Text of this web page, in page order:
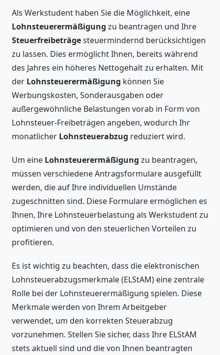
Als Werkstudent haben Sie die Möglichkeit, eine
Lohnsteuerermäßigung zu beantragen und Ihre
Steuerfreibeträgesteuermindernd berücksichtigen
zu lassen. Dies ermöglicht Ihnen, bereits während
des Jahres ein höheres Nettogehalt zu erhalten. Mit
der Lohnsteuerermäßigung können Sie
Werbungskosten, Sonderausgaben oder
außergewöhnliche Belastungen vorab in Form von
Lohnsteuer-Freibeträgen angeben, wodurch Ihr
monatlicher Lohnsteuerabzug reduziert wird.
Um eine Lohnsteuerermäßigung zu beantragen,
müssen verschiedene Antragsformulare ausgefüllt
werden, die auf Ihre individuellen Umstände
zugeschnitten sind. Diese Formulare ermöglichen es
Ihnen, Ihre Lohnsteuerbelastung als Werkstudent zu
optimieren und von den steuerlichen Vorteilen zu
profitieren.
Es ist wichtig zu beachten, dass die elektronischen
Lohnsteuerabzugsmerkmale (ELStAM) eine zentrale
Rolle bei der Lohnsteuerermäßigung spielen. Diese
Merkmale werden von Ihrem Arbeitgeber
verwendet, um den korrekten Steuerabzug
vorzunehmen. Stellen Sie sicher, dass Ihre ELStAM
stets aktuell sind und die von Ihnen beantragten